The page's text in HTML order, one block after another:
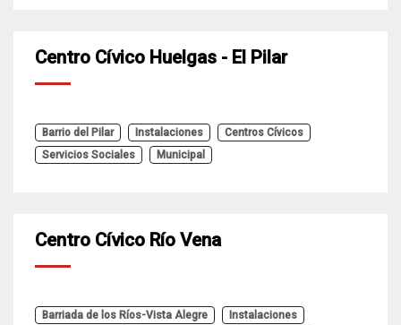
Centro Cívico Huelgas - El Pilar
Barrio del Pilar Instalaciones
Centros Cívicos
Servicios Sociales
Municipal
Centro Cívico Río Vena
Barriada de los Ríos-Vista Alegre
Instalaciones